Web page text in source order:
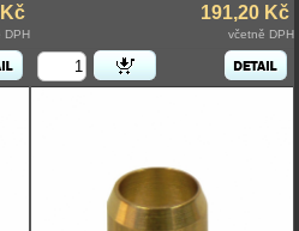
DPH
191,20 Kč
včetně DPH